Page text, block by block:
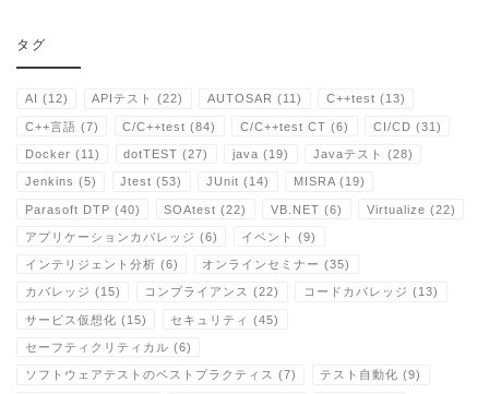
タグ
AI (12) APIテスト (22) AUTOSAR (11) C++test (13)
C++言語 (7) C/C++test (84) C/C++test CT (6) CI/CD (31)
Docker (11) dotTEST (27) java (19) Javaテスト (28)
Jenkins (5) Jtest (53) JUnit (14) MISRA(19)
Parasoft DTP (40) SOAtest (22) VB.NET (6) Virtualize (22)
アプリケーションカバレッジ (6) イベント (9)
インテリジェント分析 (6) オンラインセミナー (35)
カバレッジ (15) コンプライアンス (22) コードカバレッジ (13)
サービス仮想化 (15) セキュリティ (45)
セーフティクリティカル (6)
ソフトウェアテストのベストプラクティス (7) テスト自動化 (9)